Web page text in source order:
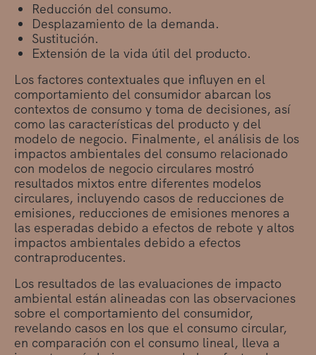
Reducción del consumo.
Desplazamiento de la demanda.
Sustitución.
Extensión de la vida útil del producto.
Los factores contextuales que influyen en el
comportamiento del consumidor abarcan los
contextos de consumo y toma de decisiones, así
como las características del producto y del
modelo de negocio. Finalmente, el análisis de los
impactos ambientales del consumo relacionado
con modelos de negocio circulares mostró
resultados mixtos entre diferentes modelos
circulares, incluyendo casos de reducciones de
emisiones, reducciones de emisiones menores a
las esperadas debido a efectos de rebote y altos
impactos ambientales debido a efectos
contraproducentes.
Los resultados de las evaluaciones de impacto
ambiental están alineadas con las observaciones
sobre el comportamiento del consumidor,
revelando casos en los que el consumo circular,
en comparación con el consumo lineal, lleva a